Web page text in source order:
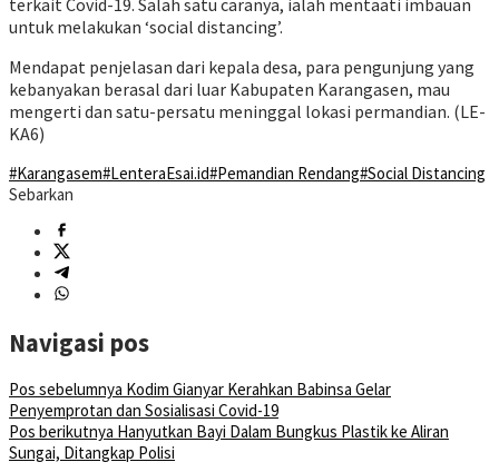
terkait Covid-19. Salah satu caranya, ialah mentaati imbauan
untuk melakukan ‘social distancing’.
Mendapat penjelasan dari kepala desa, para pengunjung yang
kebanyakan berasal dari luar Kabupaten Karangasen, mau
mengerti dan satu-persatu meninggal lokasi permandian. (LE-
KA6)
#Karangasem#LenteraEsai.id#Pemandian Rendang#Social Distancing
Sebarkan
Navigasi pos
Pos sebelumnya Kodim Gianyar Kerahkan Babinsa Gelar
Penyemprotan dan Sosialisasi Covid-19
Pos berikutnya Hanyutkan Bayi Dalam Bungkus Plastik ke Aliran
Sungai, Ditangkap Polisi